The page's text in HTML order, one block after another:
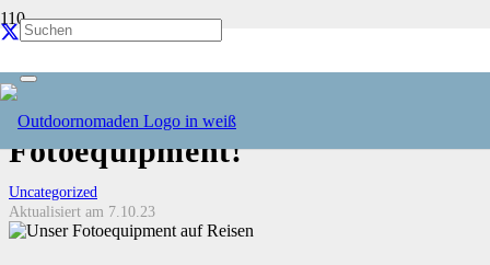
Reisen: Tipps für das perfekte
Fotoequipment!
Uncategorized
Aktualisiert am 7.10.23